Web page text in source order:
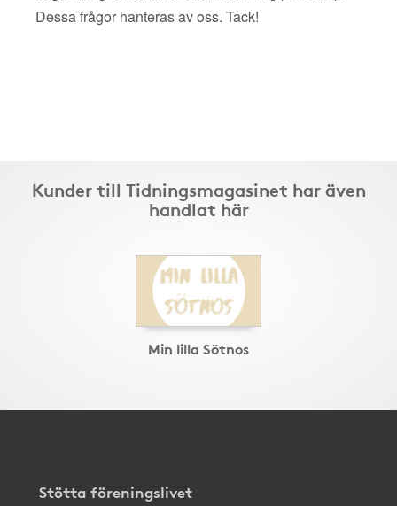
Dessa frågor hanteras av oss. Tack!
Kunder till Tidningsmagasinet har även
handlat här
Min lilla Sötnos
Stötta föreningslivet